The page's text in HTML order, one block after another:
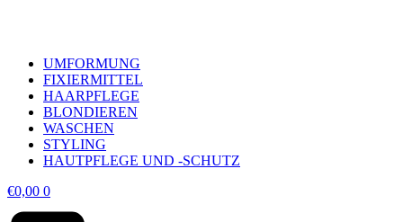
UMFORMUNG
FIXIERMITTEL
HAARPFLEGE
BLONDIEREN
WASCHEN
STYLING
HAUTPFLEGE UND -SCHUTZ
€0,00 0